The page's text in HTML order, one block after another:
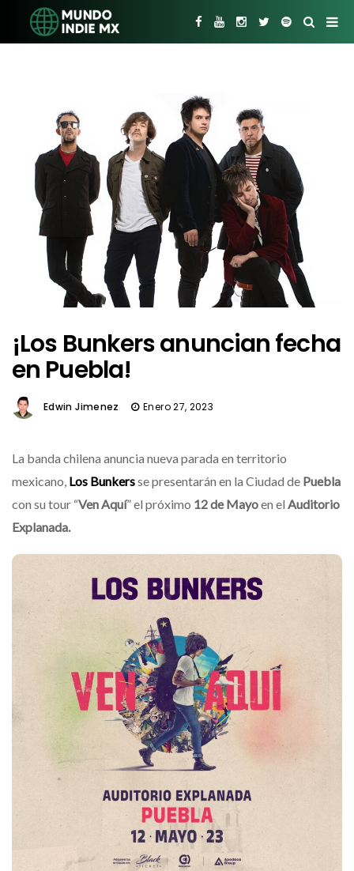
¡Los Bunkers anuncian fecha
en Puebla!
Edwin Jimenez Enero 27, 2023
La banda chilena anuncia nueva parada en territorio
mexicano, Los Bunkersse presentarán en la Ciudad de Puebla
con su tour “Ven Aquí” el próximo 12 de Mayoen el Auditorio
Explanada.